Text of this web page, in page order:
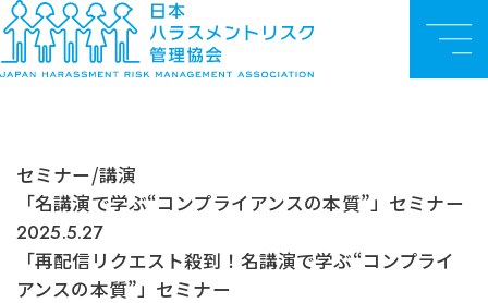
お知らせ
TOPセミナー/講演「名講演で学ぶ“コンプライアンスの本質”」セミナー
セミナー/講演
「名講演で学ぶ“コンプライアンスの本質”」セミナー
2025.5.27
「再配信リクエスト殺到！名講演で学ぶ“コンプライ
アンスの本質”」セミナー